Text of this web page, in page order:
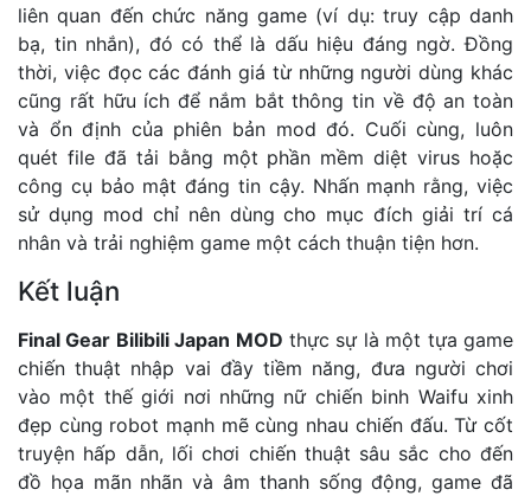
liên quan đến chức năng game (ví dụ: truy cập danh
bạ, tin nhắn), đó có thể là dấu hiệu đáng ngờ. Đồng
thời, việc đọc các đánh giá từ những người dùng khác
cũng rất hữu ích để nắm bắt thông tin về độ an toàn
và ổn định của phiên bản mod đó. Cuối cùng, luôn
quét file đã tải bằng một phần mềm diệt virus hoặc
công cụ bảo mật đáng tin cậy. Nhấn mạnh rằng, việc
sử dụng mod chỉ nên dùng cho mục đích giải trí cá
nhân và trải nghiệm game một cách thuận tiện hơn.
Kết luận
Final Gear Bilibili Japan MOD thực sự là một tựa game
chiến thuật nhập vai đầy tiềm năng, đưa người chơi
vào một thế giới nơi những nữ chiến binh Waifu xinh
đẹp cùng robot mạnh mẽ cùng nhau chiến đấu. Từ cốt
truyện hấp dẫn, lối chơi chiến thuật sâu sắc cho đến
đồ họa mãn nhãn và âm thanh sống động, game đã